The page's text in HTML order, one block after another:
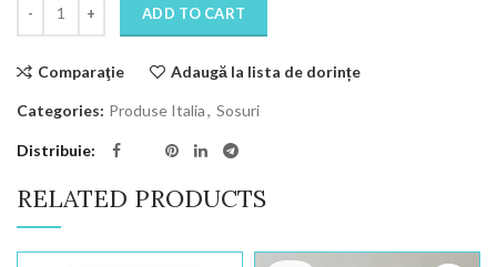
ADD TO CART
Comparaţie Adaugă la lista de dorințe
Categories: Produse Italia, Sosuri
Distribuie
RELATED PRODUCTS